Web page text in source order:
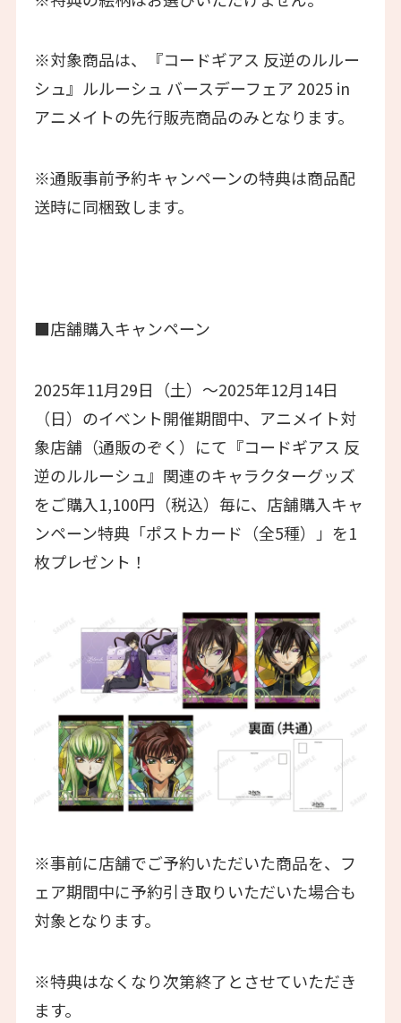
※対象商品は、『コードギアス 反逆のルルー
シュ』ルルーシュ バースデーフェア 2025 in
アニメイトの先行販売商品のみとなります。
※通販事前予約キャンペーンの特典は商品配
送時に同梱致します。
■店舗購入キャンペーン
2025年11月29日（土）～2025年12月14日
（日）のイベント開催期間中、アニメイト対
象店舗（通販のぞく）にて『コードギアス 反
逆のルルーシュ』関連のキャラクターグッズ
をご購入1,100円（税込）毎に、店舗購入キャ
ンペーン特典「ポストカード（全5種）」を1
枚プレゼント！
※事前に店舗でご予約いただいた商品を、フ
ェア期間中に予約引き取りいただいた場合も
対象となります。
※特典はなくなり次第終了とさせていただき
ます。